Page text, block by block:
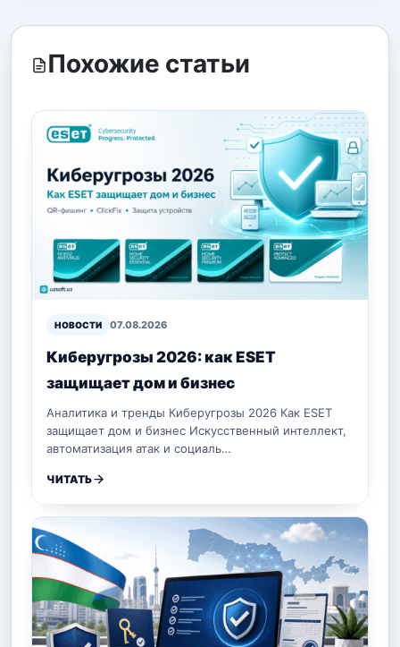
Похожие статьи
НОВОСТИ 07.08.2026
Киберугрозы 2026: как ESET
защищает дом и бизнес
Аналитика и тренды Киберугрозы 2026 Как ESET
защищает дом и бизнес Искусственный интеллект,
автоматизация атак и социаль…
ЧИТАТЬ